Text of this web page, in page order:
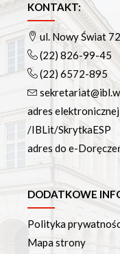
KONTAKT:
ul. Nowy Świat
(22) 826-99-45
(22) 6572-895
adres
/IBLit/SkrytkaESP
adres do e-
DODATKOWE
Polityka
Mapa strony